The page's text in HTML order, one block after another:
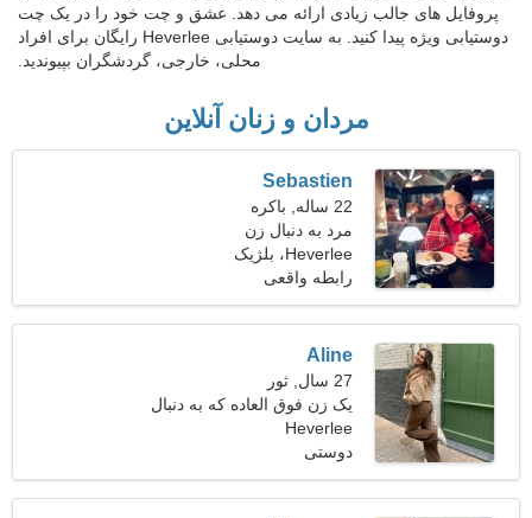
پروفایل های جالب زیادی ارائه می دهد. عشق و چت خود را در یک چت
دوستیابی ویژه پیدا کنید. به سایت دوستیابی Heverlee رایگان برای افراد
محلی، خارجی، گردشگران بپیوندید.
مردان و زنان آنلاین
Sebastien
22 ساله, باکره
مرد به دنبال زن
Heverlee، بلژیک
رابطه واقعی
Aline
27 سال, ثور
یک زن فوق العاده که به دنبال
یک رابطه جدی است
Heverlee
دوستی